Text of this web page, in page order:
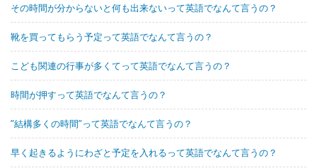
その時間が分からないと何も出来ないって英語でなんて言うの？
靴を買ってもらう予定って英語でなんて言うの？
こども関連の行事が多くてって英語でなんて言うの？
時間が押すって英語でなんて言うの？
”結構多くの時間”って英語でなんて言うの？
早く起きるようにわざと予定を入れるって英語でなんて言うの？